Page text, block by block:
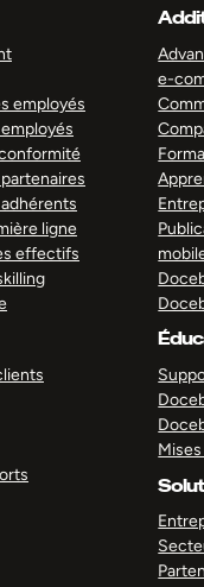
employés
ligne
effectifs
e-